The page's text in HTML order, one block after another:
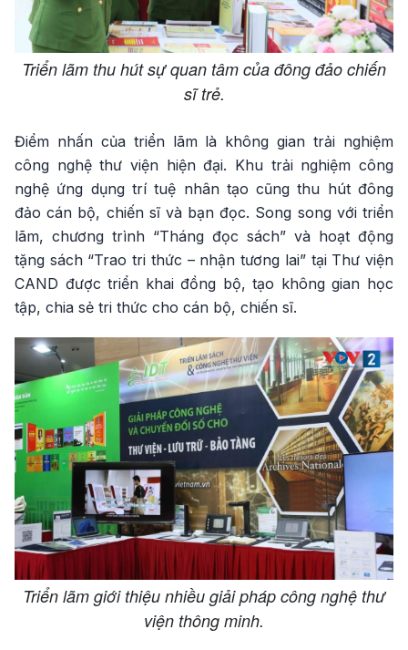
Triển lãm thu hút sự quan tâm của đông đảo chiến
sĩ trẻ.
Điểm nhấn của triển lãm là không gian trải nghiệm
công nghệ thư viện hiện đại. Khu trải nghiệm công
nghệ ứng dụng trí tuệ nhân tạo cũng thu hút đông
đảo cán bộ, chiến sĩ và bạn đọc. Song song với triển
lãm, chương trình “Tháng đọc sách” và hoạt động
tặng sách “Trao tri thức – nhận tương lai” tại Thư viện
CAND được triển khai đồng bộ, tạo không gian học
tập, chia sẻ tri thức cho cán bộ, chiến sĩ.
Triển lãm giới thiệu nhiều giải pháp công nghệ thư
viện thông minh.